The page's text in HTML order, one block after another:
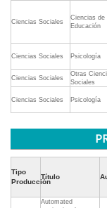
Ciencias Sociales
Ciencias de
Educación
Ciencias Sociales Psicología
Ciencias Sociales
Otras
Sociales
Ciencias Sociales Psicología
Tipo
Producción
Título
Automated